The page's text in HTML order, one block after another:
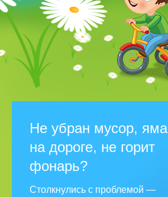
Не убран мусор, яма
на дороге, не горит
фонарь?
Столкнулись с проблемой —